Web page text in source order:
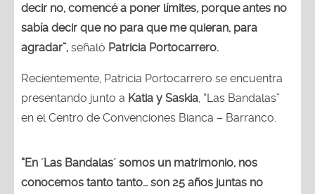
decir no, comencé a poner límites, porque antes no
sabía decir que no para que me quieran, para
agradar”, señaló Patricia Portocarrero.
Recientemente, Patricia Portocarrero se encuentra
presentando junto a Katia y Saskia , “Las Bandalas”
en el Centro de Convenciones Bianca – Barranco.
“En ´Las Bandalas´ somos un matrimonio, nos
conocemos tanto tanto… son 25 años juntas no